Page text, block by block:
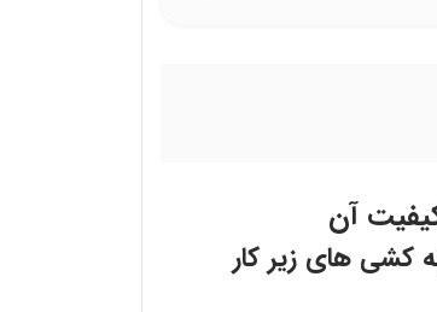
کشی های زیر کار